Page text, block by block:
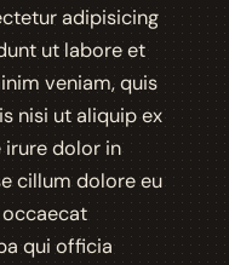
adipisicing
ut labore et
veniam, quis
nisi ut aliquip ex
irure dolor in
cillum dolore eu
qui officia